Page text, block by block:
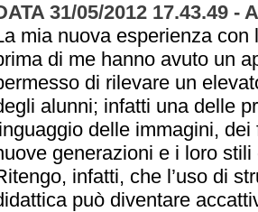
31/05/2012 17.43.49 -
mia nuova esperienza
di me hanno avuto un
di rilevare un
alunni; infatti una delle
delle immagini,
generazioni e i loro
infatti, che l’uso di
può diventare